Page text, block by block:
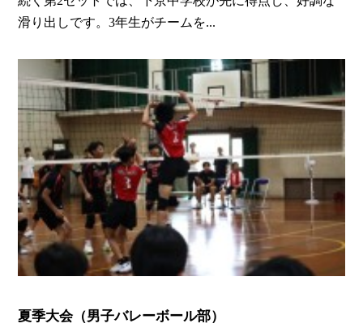
滑り出しです。3年生がチームを...
夏季大会（男子バレーボール部）